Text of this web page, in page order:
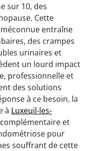
sur 10, des
Cette
entraîne
des crampes
urinaires et
un lourd impact
professionnelle et
des solutions
à ce besoin, la
à Luxeuil-les-
et
pour
souffrant de cette